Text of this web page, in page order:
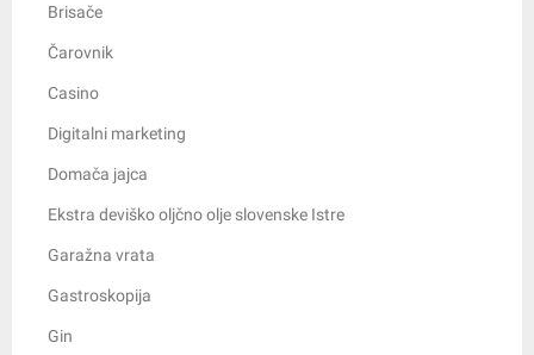
Brisače
Čarovnik
Casino
Digitalni marketing
Domača jajca
Ekstra deviško oljčno olje slovenske Istre
Garažna vrata
Gastroskopija
Gin